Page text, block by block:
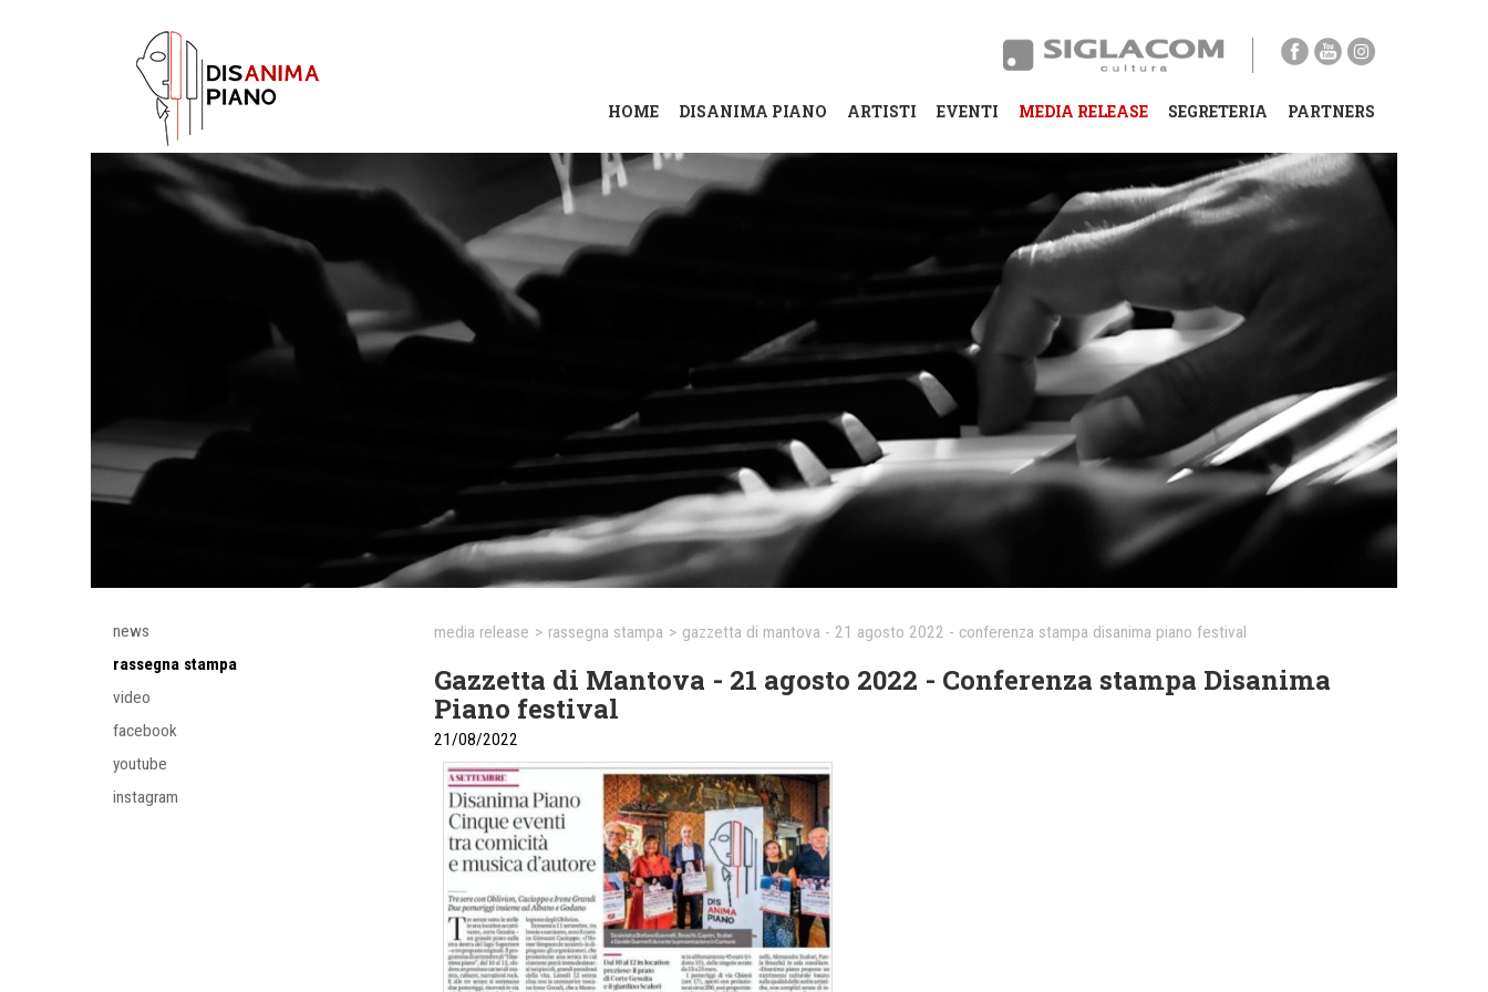
HOME DISANIMA PIANO ARTISTI EVENTI MEDIA RELEASE SEGRETERIA PARTNERS
news
rassegna stampa
video
facebook
youtube
instagram
media release > rassegna stampa > gazzetta di mantova - 21 agosto 2022 - conferenza stampa disanima piano festival
Gazzetta di Mantova - 21 agosto 2022 - Conferenza stampa Disanima
Piano festival
21/08/2022